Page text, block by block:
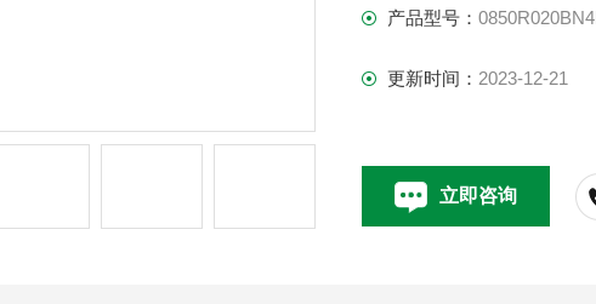
产品型号：
更新时间： 2023-12-21
立即咨询